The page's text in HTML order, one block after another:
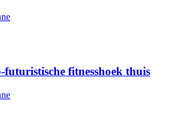
futuristische fitnesshoek thuis